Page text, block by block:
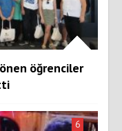
öğrenciler
6